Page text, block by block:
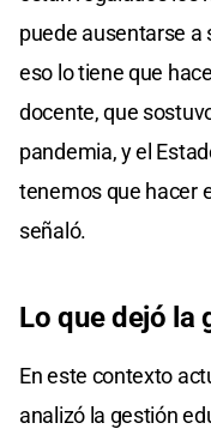
puede ausentarse a
eso lo tiene que
docente, que
pandemia, y el
tenemos que hacer
señaló.
Lo que dejó la
En este contexto
analizó la gestión